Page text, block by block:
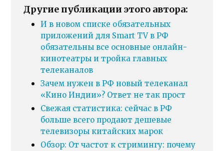
Другие публикации этого автора:
И в новом списке обязательных
приложений для Smart TV в РФ
обязательны все основные онлайн-
кинотеатры и тройка главных
телеканалов
Зачем нужен в РФ новый телеканал
«Кино Индии»? Ответ не так прост
Свежая статистика: сейчас в РФ
больше всего продают дешевые
телевизоры китайских марок
Обзор: От частот к стримингу: почему